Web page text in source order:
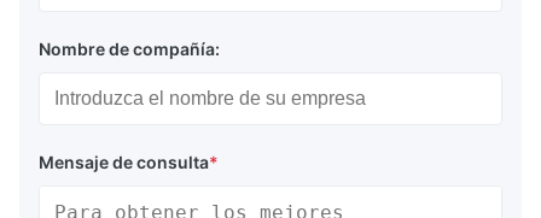
Nombre de compañía:
Mensaje de consulta*